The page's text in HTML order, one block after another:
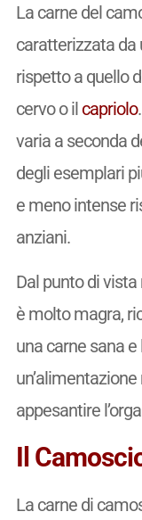
La carne del
caratterizzata da
rispetto a quello
cervo o il capriolo
varia a seconda
degli esemplari
e meno intense
anziani.
Dal punto di
è molto magra,
una carne sana
appesantire
Il
La carne di